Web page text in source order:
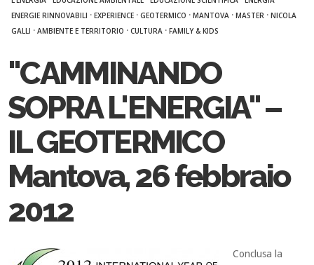
ENERGIE RINNOVABILI ·EXPERIENCE ·GEOTERMICO ·MANTOVA ·MASTER ·NICOLA
GALLI ·AMBIENTE E TERRITORIO ·CULTURA ·FAMILY & KIDS
"CAMMINANDO
SOPRA L'ENERGIA" –
IL GEOTERMICO
Mantova, 26 febbraio
2012
Conclusa la